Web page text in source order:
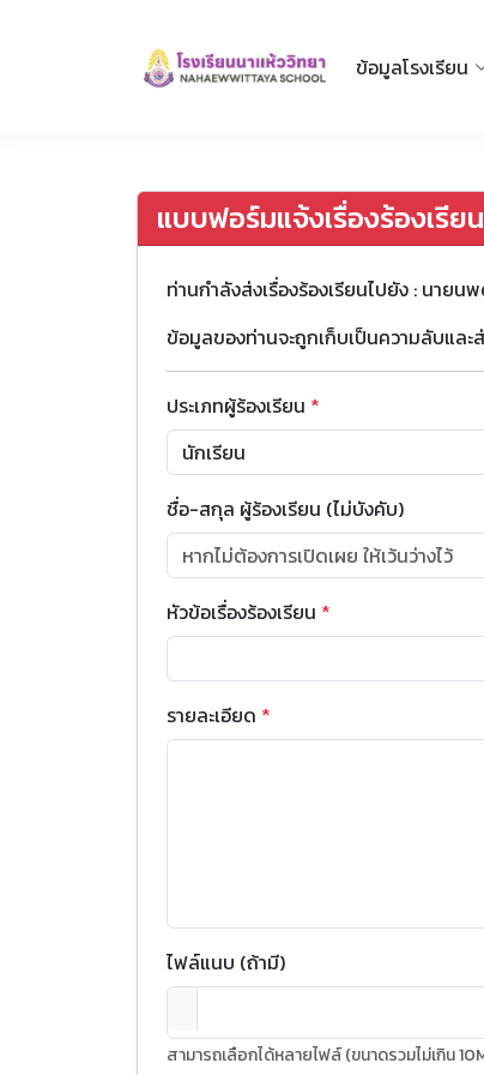
ข้อมูลโรงเรียน
แบบฟอร์มแจ้งเรื่องร้องเรียน
ท่านกำลังส่งเรื่องร้องเรียนไปยัง : นาย
ข้อมูลของท่านจะถูกเก็บเป็นความลับแล
ประเภทผู้ร้องเรียน *
ชื่อ-สกุล ผู้ร้องเรียน (ไม่บังคับ)
หัวข้อเรื่องร้องเรียน *
รายละเอียด *
ไฟล์แนบ (ถ้ามี)
สามารถเลือกได้หลายไฟล์ (ขนาดรวมไม่เกิน